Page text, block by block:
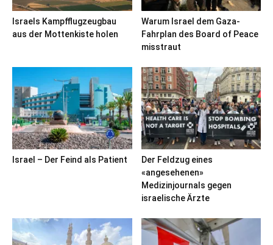
Israels Kampfflugzeugbau
aus der Mottenkiste holen
Warum Israel dem Gaza-
Fahrplan des Board of Peace
misstraut
Israel – Der Feind als Patient
Der Feldzug eines
«angesehenen»
Medizinjournals gegen
israelische Ärzte